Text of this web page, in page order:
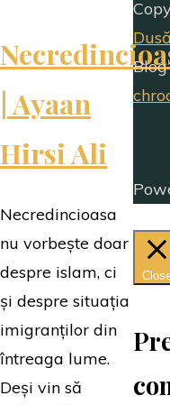
| Ayaan
Hirsi Ali
Necredincioasa
nu vorbește doar
despre islam, ci
și despre situația
imigranților din
întreaga lume.
Deși vin să